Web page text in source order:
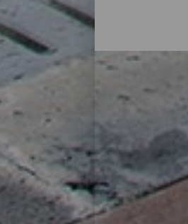
In einem
und
besten